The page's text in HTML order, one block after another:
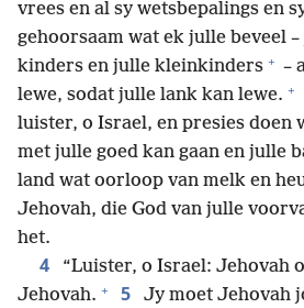
vrees en al sy wetsbepalings en
gehoorsaam wat ek julle beveel
kinders en julle kleinkinders + –
lewe, sodat julle lank kan lewe. +
luister, o Israel, en presies doen
met julle goed kan gaan en julle
land wat oorloop van melk en
Jehovah, die God van julle
het.
4
“Luister, o Israel: Jehovah
Jehovah. + 5
Jy moet Jehovah